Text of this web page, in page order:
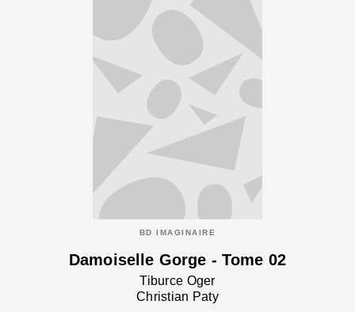
BD IMAGINAIRE
Damoiselle Gorge - Tome 02
Tiburce Oger
Christian Paty